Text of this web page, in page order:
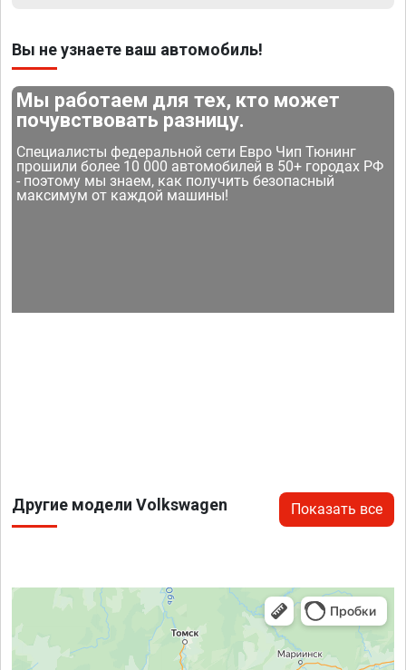
Вы не узнаете ваш автомобиль!
Мы работаем для тех, кто может
почувствовать разницу.
Специалисты федеральной сети Евро Чип Тюнинг
прошили более 10 000 автомобилей в 50+ городах РФ
- поэтому мы знаем, как получить безопасный
максимум от каждой машины!
Другие модели Volkswagen Показать все